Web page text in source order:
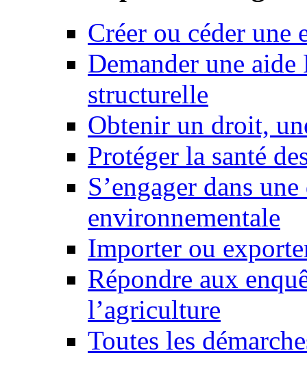
Créer ou céder une
Demander une
structurelle
Obtenir un droit,
Protéger la santé
S’engager dans
environnementale
Importer ou
Répondre aux
l’agriculture
Toutes les